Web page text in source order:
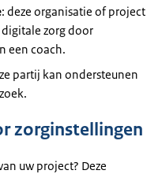
: deze organisatie of project
zorg door
een coach.
partij kan ondersteunen
zorginstellingen
uw project? Deze